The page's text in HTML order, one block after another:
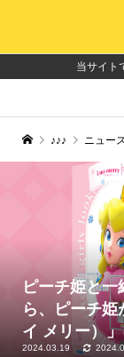
当サイト
♪♪♪ ニュー
ピーチ姫と
ら、ピーチ
イ メリー）
2024.03.19